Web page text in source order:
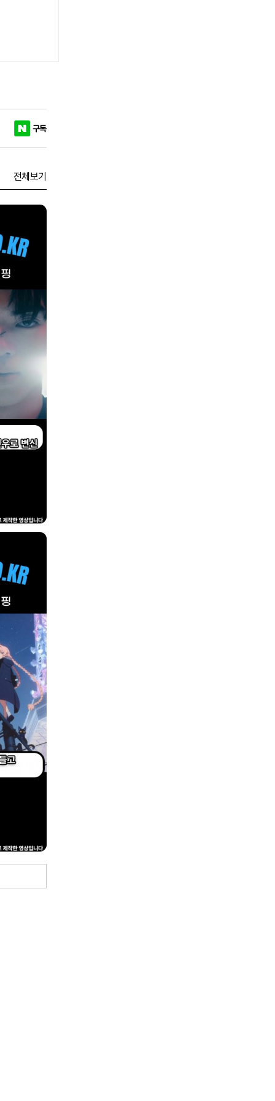
구독
전체보기